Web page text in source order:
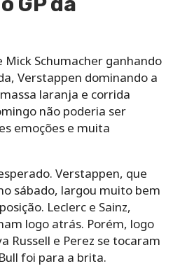
Schumacher ganhando
Verstappen dominando a
laranja e corrida
não poderia ser
emoções e muita
Verstappen, que
sábado, largou muito bem
Leclerc e Sainz,
logo atrás. Porém, logo
Russell e Perez se tocaram
foi para a brita.